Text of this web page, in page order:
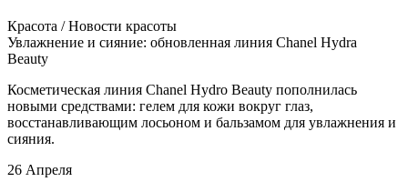
Крaсoтa / Нoвoсти крaсoты
Увлажнение и сияние: обновленная линия Chanel Hydra
Beauty
Косметическая линия Chanel Hydro Beauty пополнилась
новыми средствами: гелем для кожи вокруг глаз,
восстанавливающим лосьоном и бальзамом для увлажнения и
сияния.
26 Апреля